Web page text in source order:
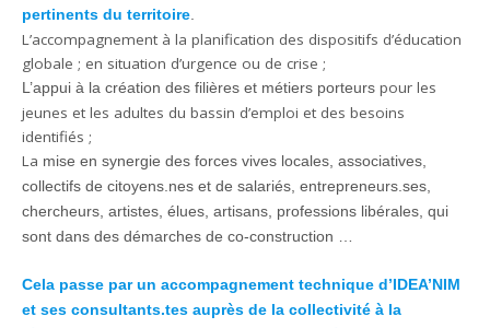
pertinents du territoire.
L’accompagnement à la planification des dispositifs d’éducation
globale ; en situation d’urgence ou de crise ;
L’appui à la création des filières et métiers porteurs pour les
jeunes et les adultes du bassin d’emploi et des besoins
identifiés ;
La mise en synergie des forces vives locales, associatives,
collectifs de citoyens.nes et de salariés, entrepreneurs.ses,
chercheurs, artistes, élues, artisans, professions libérales, qui
sont dans des démarches de co-construction …
Cela passe par un accompagnement technique d’IDEA’NIM
et ses consultants.tes auprès de la collectivité à la